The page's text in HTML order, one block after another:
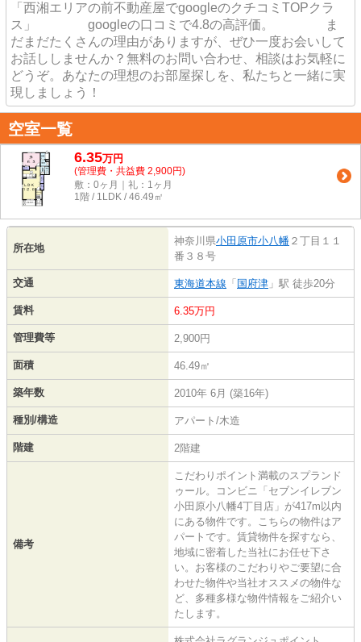
「西湘エリアの前不動産屋でgoogleのクチコミTOPクラ
ス」 googleの口コミで4.8の高評価。 ま
だまだたくさんの理由がありますが、ぜひ一度お会いして
お話ししませんか？無料のお問い合わせ、相談はお気軽に
どうぞ。あなたの理想のお部屋探しを、私たちと一緒に実
現しましょう！
空室一覧
6.35万円
(管理費・共益費 2,900円)
敷：0ヶ月｜礼：1ヶ月
1階 / 1LDK / 46.49㎡
所在地
神奈川県小田原市小八幡 ２丁目１１
番３８号
交通 東海道本線 「 国府津 」駅 徒歩20分
賃料 6.35万円
管理費等 2,900円
面積 46.49㎡
築年数 2010年 6月 (築16年)
種別/構造 アパート/木造
階建 2階建
備考
こだわりポイント満載のスプランド
ゥール。コンビニ「セブンイレブン
小田原小八幡4丁目店」が417m以内
にある物件です。こちらの物件はア
パートです。賃貸物件を探すなら、
地域に密着した当社にお任せ下さ
い。お客様のこだわりやご要望に合
わせた物件や当社オススメの物件な
ど、多種多様な物件情報をご紹介い
たします。